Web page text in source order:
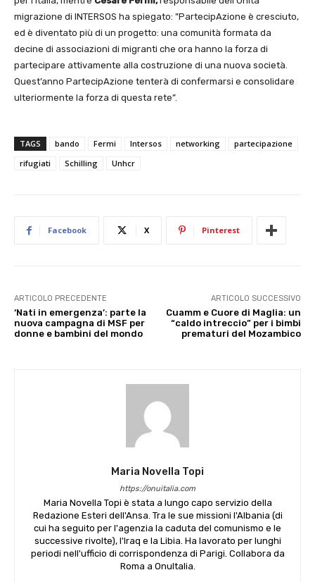
migrazione di INTERSOS ha spiegato: ”PartecipAzione è cresciuto,
ed è diventato più di un progetto: una comunità formata da
decine di associazioni di migranti che ora hanno la forza di
partecipare attivamente alla costruzione di una nuova società.
Quest’anno PartecipAzione tenterà di confermarsi e consolidare
ulteriormente la forza di questa rete”.
TAGS bando Fermi Intersos networking
partecipazione
rifugiati
Schilling Unhcr
Facebook X Pinterest
ARTICOLO PRECEDENTE
‘Nati in emergenza’: parte la
nuova campagna di MSF per
donne e bambini del mondo
ARTICOLO SUCCESSIVO
Cuamm e Cuore di Maglia: un
“caldo intreccio” per i bimbi
prematuri del Mozambico
Maria Novella Topi
https://onuitalia.com
Maria Novella Topi è stata a lungo capo servizio della
Redazione Esteri dell'Ansa. Tra le sue missioni l'Albania (di
cui ha seguito per l'agenzia la caduta del comunismo e le
successive rivolte), l'Iraq e la Libia. Ha lavorato per lunghi
periodi nell'ufficio di corrispondenza di Parigi. Collabora da
Roma a OnuItalia.